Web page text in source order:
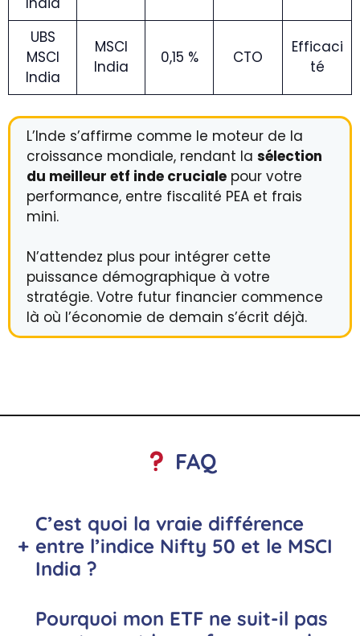
UBS
MSCI
India
MSCI
India
0,15 % CTO
Efficaci
té
L’Inde s’affirme comme le moteur de la
croissance mondiale, rendant la sélection
du meilleur etf inde cruciale pour votre
performance, entre fiscalité PEA et frais
mini.
N’attendez plus pour intégrer cette
puissance démographique à votre
stratégie. Votre futur financier commence
là où l’économie de demain s’écrit déjà.
FAQ
+
C’est quoi la vraie différence
entre l’indice Nifty 50 et le MSCI
India ?
Pourquoi mon ETF ne suit-il pas